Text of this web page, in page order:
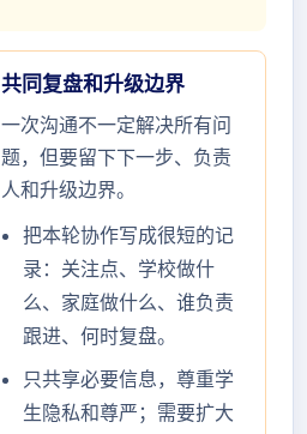
共同复盘和升级边界
一次沟通不一定解决所有问
题，但要留下下一步、负责
人和升级边界。
把本轮协作写成很短的记
录：关注点、学校做什
么、家庭做什么、谁负责
跟进、何时复盘。
只共享必要信息，尊重学
生隐私和尊严；需要扩大